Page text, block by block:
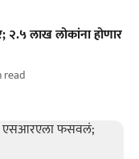
२.५ लाख लोकांना होणार
read